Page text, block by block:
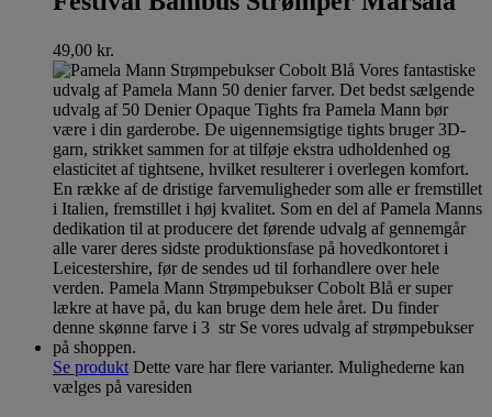
49,00 kr.
Se produkt Dette vare har flere varianter. Mulighederne kan
vælges på varesiden